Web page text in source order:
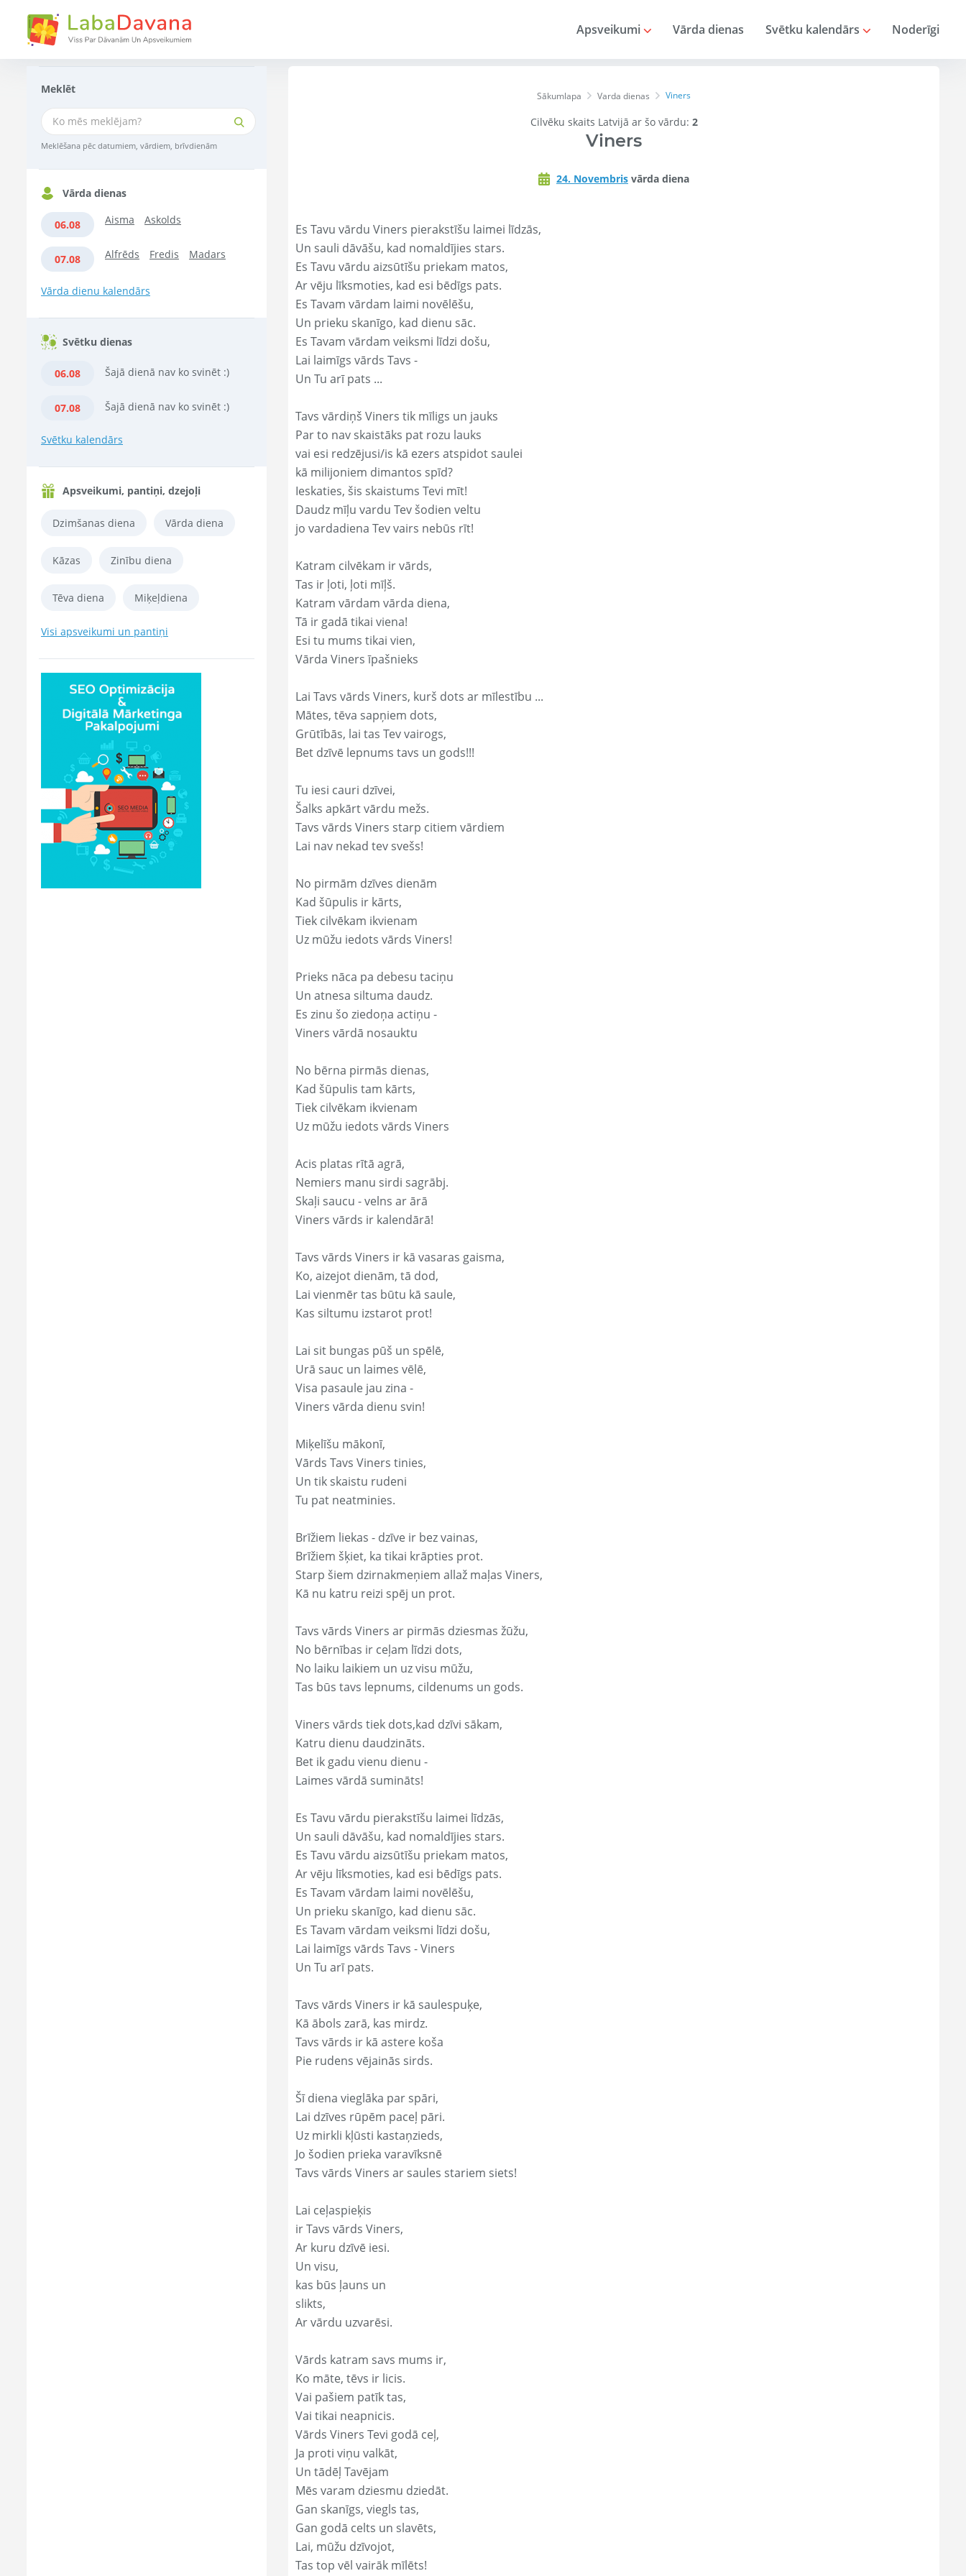
Apsveikumi Vārda dienas Svētku kalendārs Noderīgi
Meklēt
Meklēšana pēc datumiem, vārdiem, brīvdienām
Vārda dienas
06.08 Aisma Askolds
07.08 Alfrēds Fredis Madars
Vārda dienu kalendārs
Svētku dienas
06.08 Šajā dienā nav ko svinēt :)
07.08 Šajā dienā nav ko svinēt :)
Svētku kalendārs
Apsveikumi, pantiņi, dzejoļi
Dzimšanas diena Vārda diena
Kāzas Zinību diena
Tēva diena Miķeļdiena
Visi apsveikumi un pantiņi
Sākumlapa Varda dienas Viners
Cilvēku skaits Latvijā ar šo vārdu: 2
Viners
24. Novembris vārda diena
Es Tavu vārdu Viners pierakstīšu laimei līdzās,
Un sauli dāvāšu, kad nomaldījies stars.
Es Tavu vārdu aizsūtīšu priekam matos,
Ar vēju līksmoties, kad esi bēdīgs pats.
Es Tavam vārdam laimi novēlēšu,
Un prieku skanīgo, kad dienu sāc.
Es Tavam vārdam veiksmi līdzi došu,
Lai laimīgs vārds Tavs -
Un Tu arī pats ...
Tavs vārdiņš Viners tik mīligs un jauks
Par to nav skaistāks pat rozu lauks
vai esi redzējusi/is kā ezers atspidot saulei
kā milijoniem dimantos spīd?
Ieskaties, šis skaistums Tevi mīt!
Daudz mīļu vardu Tev šodien veltu
jo vardadiena Tev vairs nebūs rīt!
Katram cilvēkam ir vārds,
Tas ir ļoti, ļoti mīļš.
Katram vārdam vārda diena,
Tā ir gadā tikai viena!
Esi tu mums tikai vien,
Vārda Viners īpašnieks
Lai Tavs vārds Viners, kurš dots ar mīlestību ...
Mātes, tēva sapņiem dots,
Grūtībās, lai tas Tev vairogs,
Bet dzīvē lepnums tavs un gods!!!
Tu iesi cauri dzīvei,
Šalks apkārt vārdu mežs.
Tavs vārds Viners starp citiem vārdiem
Lai nav nekad tev svešs!
No pirmām dzīves dienām
Kad šūpulis ir kārts,
Tiek cilvēkam ikvienam
Uz mūžu iedots vārds Viners!
Prieks nāca pa debesu taciņu
Un atnesa siltuma daudz.
Es zinu šo ziedoņa actiņu -
Viners vārdā nosauktu
No bērna pirmās dienas,
Kad šūpulis tam kārts,
Tiek cilvēkam ikvienam
Uz mūžu iedots vārds Viners
Acis platas rītā agrā,
Nemiers manu sirdi sagrābj.
Skaļi saucu - velns ar ārā
Viners vārds ir kalendārā!
Tavs vārds Viners ir kā vasaras gaisma,
Ko, aizejot dienām, tā dod,
Lai vienmēr tas būtu kā saule,
Kas siltumu izstarot prot!
Lai sit bungas pūš un spēlē,
Urā sauc un laimes vēlē,
Visa pasaule jau zina -
Viners vārda dienu svin!
Miķelīšu mākonī,
Vārds Tavs Viners tinies,
Un tik skaistu rudeni
Tu pat neatminies.
Brīžiem liekas - dzīve ir bez vainas,
Brīžiem šķiet, ka tikai krāpties prot.
Starp šiem dzirnakmeņiem allaž maļas Viners,
Kā nu katru reizi spēj un prot.
Tavs vārds Viners ar pirmās dziesmas žūžu,
No bērnības ir ceļam līdzi dots,
No laiku laikiem un uz visu mūžu,
Tas būs tavs lepnums, cildenums un gods.
Viners vārds tiek dots,kad dzīvi sākam,
Katru dienu daudzināts.
Bet ik gadu vienu dienu -
Laimes vārdā sumināts!
Es Tavu vārdu pierakstīšu laimei līdzās,
Un sauli dāvāšu, kad nomaldījies stars.
Es Tavu vārdu aizsūtīšu priekam matos,
Ar vēju līksmoties, kad esi bēdīgs pats.
Es Tavam vārdam laimi novēlēšu,
Un prieku skanīgo, kad dienu sāc.
Es Tavam vārdam veiksmi līdzi došu,
Lai laimīgs vārds Tavs - Viners
Un Tu arī pats.
Tavs vārds Viners ir kā saulespuķe,
Kā ābols zarā, kas mirdz.
Tavs vārds ir kā astere koša
Pie rudens vējainās sirds.
Šī diena vieglāka par spāri,
Lai dzīves rūpēm paceļ pāri.
Uz mirkli kļūsti kastaņzieds,
Jo šodien prieka varavīksnē
Tavs vārds Viners ar saules stariem siets!
Lai ceļaspieķis
ir Tavs vārds Viners,
Ar kuru dzīvē iesi.
Un visu,
kas būs ļauns un
slikts,
Ar vārdu uzvarēsi.
Vārds katram savs mums ir,
Ko māte, tēvs ir licis.
Vai pašiem patīk tas,
Vai tikai neapnicis.
Vārds Viners Tevi godā ceļ,
Ja proti viņu valkāt,
Un tādēļ Tavējam
Mēs varam dziesmu dziedāt.
Gan skanīgs, viegls tas,
Gan godā celts un slavēts,
Lai, mūžu dzīvojot,
Tas top vēl vairāk mīlēts!